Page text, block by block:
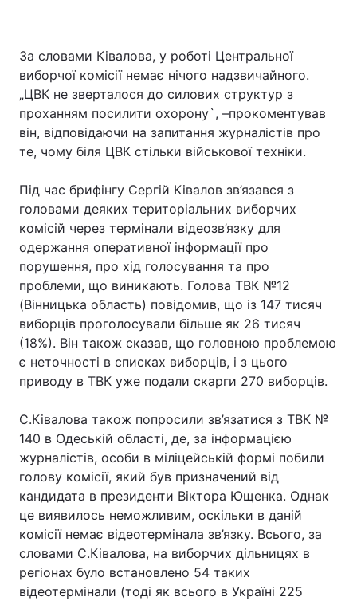
За словами Ківалова, у роботі Центральної
виборчої комісії немає нічого надзвичайного.
„ЦВК не зверталося до силових структур з
проханням посилити охорону`, –прокоментував
він, відповідаючи на запитання журналістів про
те, чому біля ЦВК стільки військової техніки.
Під час брифінгу Сергій Ківалов зв’язався з
головами деяких територіальних виборчих
комісій через термінали відеозв’язку для
одержання оперативної інформації про
порушення, про хід голосування та про
проблеми, що виникають. Голова ТВК №12
(Вінницька область) повідомив, що із 147 тисяч
виборців проголосували більше як 26 тисяч
(18%). Він також сказав, що головною проблемою
є неточності в списках виборців, і з цього
приводу в ТВК уже подали скарги 270 виборців.
С.Ківалова також попросили зв’язатися з ТВК №
140 в Одеській області, де, за інформацією
журналістів, особи в міліцейській формі побили
голову комісії, який був призначений від
кандидата в президенти Віктора Ющенка. Однак
це виявилось неможливим, оскільки в даній
комісії немає відеотермінала зв’язку. Всього, за
словами С.Ківалова, на виборчих дільницях в
регіонах було встановлено 54 таких
відеотермінали (тоді як всього в Україні 225